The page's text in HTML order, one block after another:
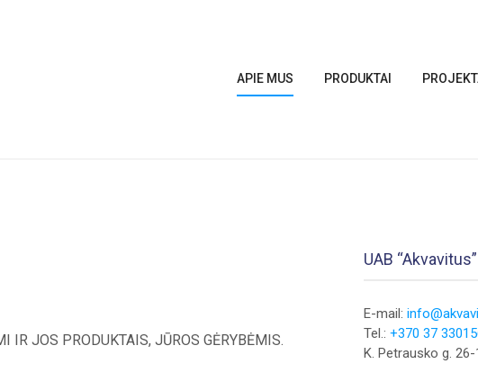
APIE MUS PRODUKTAI
IR JOS PRODUKTAIS, JŪROS GĖRYBĖMIS.
UAB “Akvavitus”
E-mail:
Tel.: +370 37
K. Petrausko g.